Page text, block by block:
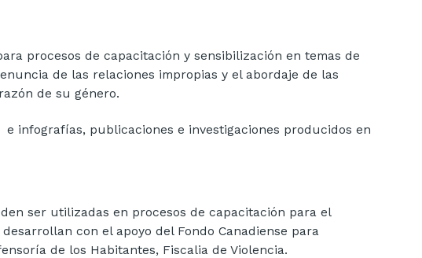
procesos de capacitación y sensibilización en temas de
de las relaciones impropias y el abordaje de las
de su género.
infografías, publicaciones e investigaciones producidos en
ser utilizadas en procesos de capacitación para el
con el apoyo del Fondo Canadiense para
de los Habitantes, Fiscalia de Violencia.